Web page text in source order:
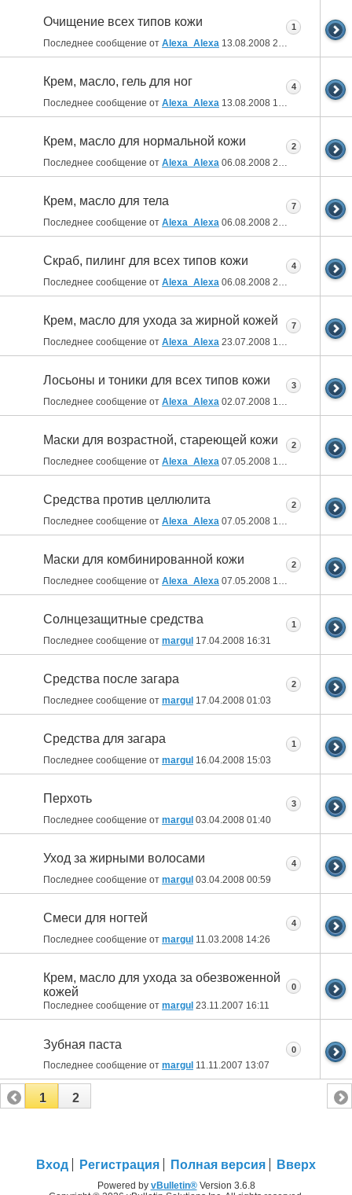
Очищение всех типов кожи
Последнее сообщение от Alexa_Alexa 13.08.2008 21:19
1
Крем, масло, гель для ног
Последнее сообщение от Alexa_Alexa 13.08.2008 17:39
4
Крем, масло для нормальной кожи
Последнее сообщение от Alexa_Alexa 06.08.2008 21:21
2
Крем, масло для тела
Последнее сообщение от Alexa_Alexa 06.08.2008 20:58
7
Скраб, пилинг для всех типов кожи
Последнее сообщение от Alexa_Alexa 06.08.2008 20:56
4
Крем, масло для ухода за жирной кожей
Последнее сообщение от Alexa_Alexa 23.07.2008 15:34
7
Лосьоны и тоники для всех типов кожи
Последнее сообщение от Alexa_Alexa 02.07.2008 12:41
3
Маски для возрастной, стареющей кожи
Последнее сообщение от Alexa_Alexa 07.05.2008 16:29
2
Средства против целлюлита
Последнее сообщение от Alexa_Alexa 07.05.2008 16:28
2
Маски для комбинированной кожи
Последнее сообщение от Alexa_Alexa 07.05.2008 16:26
2
Солнцезащитные средства
Последнее сообщение от margul 17.04.2008 16:31
1
Средства после загара
Последнее сообщение от margul 17.04.2008 01:03
2
Средства для загара
Последнее сообщение от margul 16.04.2008 15:03
1
Перхоть
Последнее сообщение от margul 03.04.2008 01:40
3
Уход за жирными волосами
Последнее сообщение от margul 03.04.2008 00:59
4
Смеси для ногтей
Последнее сообщение от margul 11.03.2008 14:26
4
Крем, масло для ухода за обезвоженной
кожей
Последнее сообщение от margul 23.11.2007 16:11
0
Зубная паста
Последнее сообщение от margul 11.11.2007 13:07
0
1 2
Вход Регистрация Полная версия Вверх
Powered by vBulletin®Version 3.6.8